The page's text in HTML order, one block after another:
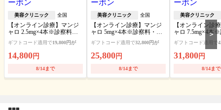
＞
美容クリニック 全国
【オンライン診療】マンジ
ャロ 2.5mg×4本※診察料・送
料・アルコール綿込／来院
歴問わず3枚購入可
ギフトコード適用で19,800円が
14,800 円
8/14まで
美容クリニック 全国
【オンライン診療】マンジ
ャロ 5mg×4本※診察料・送
料・アルコール綿込／来院
歴問わず3枚購入可
ギフトコード適用で32,800円が
25,800 円
8/14まで
美容クリニック
【オンライン診
ャロ 7.5mg×4本
歴問わず3枚購入
ギフトコード適用で
31,800 円
8/14まで